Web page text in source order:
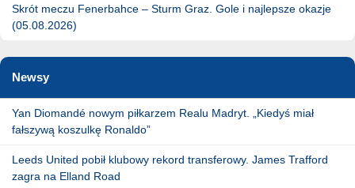
Skrót meczu Fenerbahce – Sturm Graz. Gole i najlepsze okazje
(05.08.2026)
Newsy
Yan Diomandé nowym piłkarzem Realu Madryt. „Kiedyś miał
fałszywą koszulkę Ronaldo”
Leeds United pobił klubowy rekord transferowy. James Trafford
zagra na Elland Road